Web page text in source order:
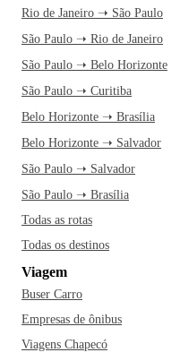
Rio de Janeiro ➝ São Paulo
São Paulo ➝ Rio de Janeiro
São Paulo ➝ Belo Horizonte
São Paulo ➝ Curitiba
Belo Horizonte ➝ Brasília
Belo Horizonte ➝ Salvador
São Paulo ➝ Salvador
São Paulo ➝ Brasília
Todas as rotas
Todas os destinos
Viagem
Buser Carro
Empresas de ônibus
Viagens Chapecó